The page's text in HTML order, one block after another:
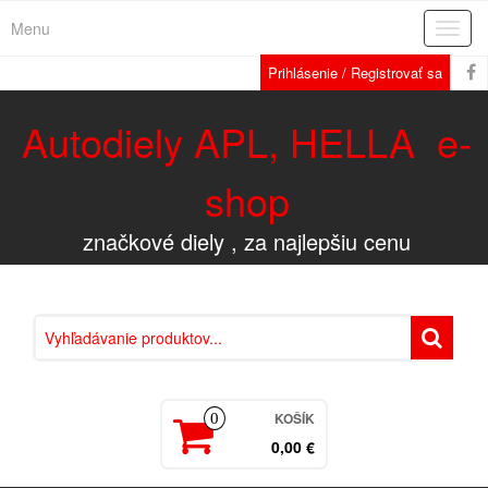
Menu
Prihlásenie / Registrovať sa
Autodiely APL, HELLA e-
shop
značkové diely , za najlepšiu cenu
0 KOŠÍK
0,00 €